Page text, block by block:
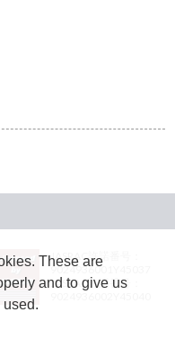
JASRAC許諾番号：
9024936001Y45037
JASRAC許諾番号：
These are
and to give us
used.